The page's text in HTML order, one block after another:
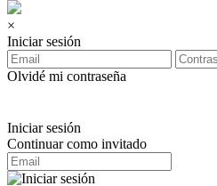
×
Iniciar sesión
Olvidé mi contraseña
Iniciar sesión
Continuar como invitado